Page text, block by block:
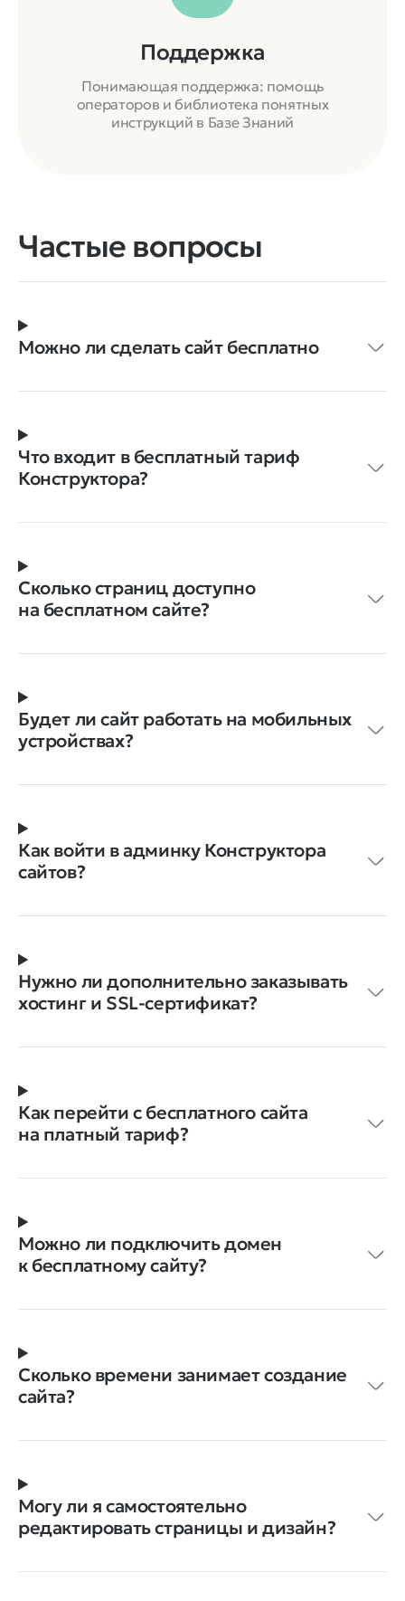
Поддержка
Понимающая поддержка: помощь
операторов и библиотека понятных
инструкций в Базе Знаний
Частые вопросы
Можно ли сделать сайт бесплатно
Что входит в бесплатный тариф
Конструктора?
Сколько страниц доступно
на бесплатном сайте?
Будет ли сайт работать на мобильных
устройствах?
Как войти в админку Конструктора
сайтов?
Нужно ли дополнительно заказывать
хостинг и SSL-сертификат?
Как перейти с бесплатного сайта
на платный тариф?
Можно ли подключить домен
к бесплатному сайту?
Сколько времени занимает создание
сайта?
Могу ли я самостоятельно
редактировать страницы и дизайн?